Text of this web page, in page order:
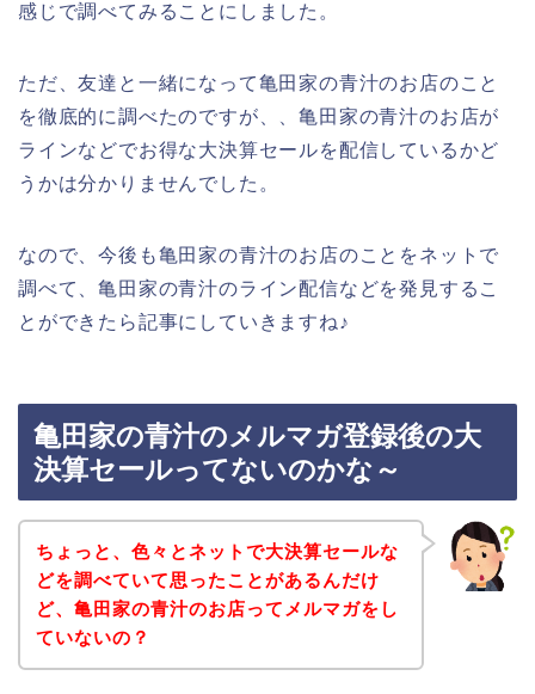
感じで調べてみることにしました。
ただ、友達と一緒になって亀田家の青汁のお店のこと
を徹底的に調べたのですが、、亀田家の青汁のお店が
ラインなどでお得な大決算セールを配信しているかど
うかは分かりませんでした。
なので、今後も亀田家の青汁のお店のことをネットで
調べて、亀田家の青汁のライン配信などを発見するこ
とができたら記事にしていきますね♪
亀田家の青汁のメルマガ登録後の大
決算セールってないのかな～
ちょっと、色々とネットで大決算セールな
どを調べていて思ったことがあるんだけ
ど、亀田家の青汁のお店ってメルマガをし
ていないの？